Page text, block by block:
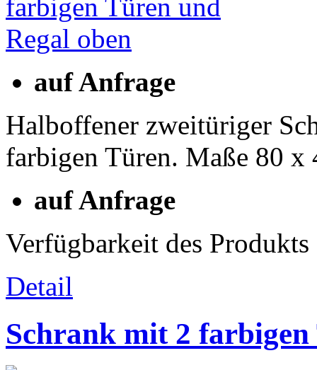
auf Anfrage
Halboffener zweitüriger
farbigen Türen. Maße 80
auf Anfrage
Verfügbarkeit des Produkts
Detail
Schrank mit 2